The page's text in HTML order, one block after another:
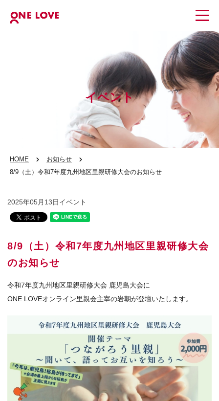
イベント
HOME
お知らせ
8/9（土）令和7年度九州地区里親研修大会のお知らせ
2025年05月13日イベント
8/9（土）令和7年度九州地区里親研修大会
のお知らせ
令和7年度九州地区里親研修大会 鹿児島大会に
ONE LOVEオンライン里親会主宰の岩朝が登壇いたします。